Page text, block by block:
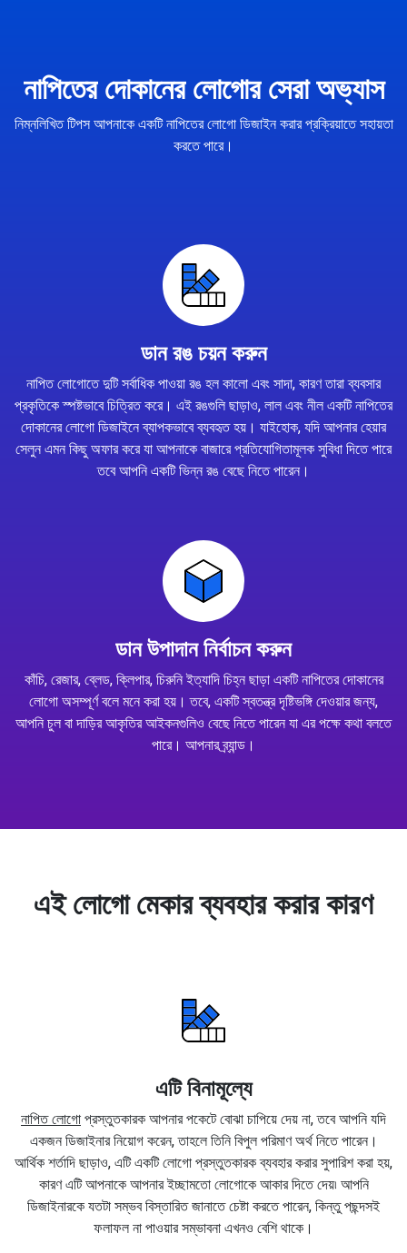
নাপিতের দোকানের লোগোর সেরা অভ্যাস
নিম্নলিখিত টিপস আপনাকে একটি নাপিতের লোগো ডিজাইন করার প্রক্রিয়াতে সহায়তা
করতে পারে।
ডান রঙ চয়ন করুন
নাপিত লোগোতে দুটি সর্বাধিক পাওয়া রঙ হল কালো এবং সাদা, কারণ তারা ব্যবসার
প্রকৃতিকে স্পষ্টভাবে চিত্রিত করে। এই রঙগুলি ছাড়াও, লাল এবং নীল একটি নাপিতের
দোকানের লোগো ডিজাইনে ব্যাপকভাবে ব্যবহৃত হয়। যাইহোক, যদি আপনার হেয়ার
সেলুন এমন কিছু অফার করে যা আপনাকে বাজারে প্রতিযোগিতামূলক সুবিধা দিতে পারে
তবে আপনি একটি ভিন্ন রঙ বেছে নিতে পারেন।
ডান উপাদান নির্বাচন করুন
কাঁচি, রেজার, ব্লেড, ক্লিপার, চিরুনি ইত্যাদি চিহ্ন ছাড়া একটি নাপিতের দোকানের
লোগো অসম্পূর্ণ বলে মনে করা হয়। তবে, একটি স্বতন্ত্র দৃষ্টিভঙ্গি দেওয়ার জন্য,
আপনি চুল বা দাড়ির আকৃতির আইকনগুলিও বেছে নিতে পারেন যা এর পক্ষে কথা বলতে
পারে। আপনার ব্র্যান্ড।
এই লোগো মেকার ব্যবহার করার কারণ
এটি বিনামূল্যে
নাপিত লোগো প্রস্তুতকারক আপনার পকেটে বোঝা চাপিয়ে দেয় না, তবে আপনি যদি
একজন ডিজাইনার নিয়োগ করেন, তাহলে তিনি বিপুল পরিমাণ অর্থ নিতে পারেন।
আর্থিক শর্তাদি ছাড়াও, এটি একটি লোগো প্রস্তুতকারক ব্যবহার করার সুপারিশ করা হয়,
কারণ এটি আপনাকে আপনার ইচ্ছামতো লোগোকে আকার দিতে দেয়৷ আপনি
ডিজাইনারকে যতটা সম্ভব বিস্তারিত জানাতে চেষ্টা করতে পারেন, কিন্তু পছন্দসই
ফলাফল না পাওয়ার সম্ভাবনা এখনও বেশি থাকে।